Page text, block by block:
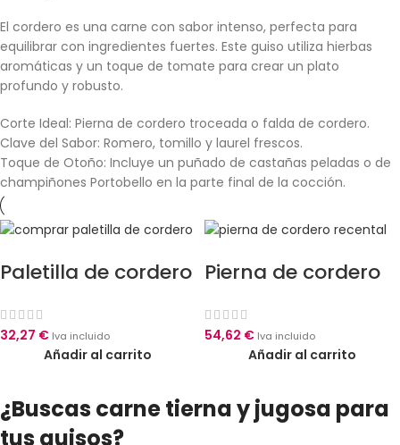
El cordero es una carne con sabor intenso, perfecta para
equilibrar con ingredientes fuertes. Este guiso utiliza hierbas
aromáticas y un toque de tomate para crear un plato
profundo y robusto.
Corte Ideal: Pierna de cordero troceada o falda de cordero.
Clave del Sabor: Romero, tomillo y laurel frescos.
Toque de Otoño: Incluye un puñado de castañas peladas o de
champiñones Portobello en la parte final de la cocción.
Paletilla de cordero
kg
32,27 € Iva incluido
Añadir al carrito
Pierna de cordero
2,2 kg
54,62 € Iva incluido
Añadir al carrito
¿Buscas carne tierna y jugosa para
tus guisos?